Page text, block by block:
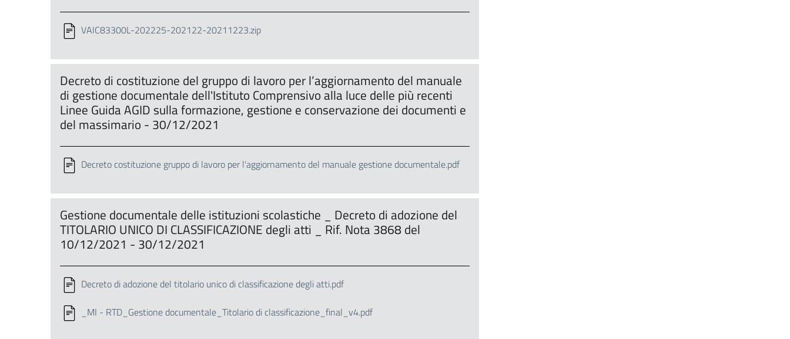
VAIC83300L-202225-202122-20211223.zip
Decreto di costituzione del gruppo di lavoro per l’aggiornamento del manuale
di gestione documentale dell'Istituto Comprensivo alla luce delle più recenti
Linee Guida AGID sulla formazione, gestione e conservazione dei documenti e
del massimario - 30/12/2021
Decreto costituzione gruppo di lavoro per l'aggiornamento del manuale gestione documentale.pdf
Gestione documentale delle istituzioni scolastiche _ Decreto di adozione del
TITOLARIO UNICO DI CLASSIFICAZIONE degli atti _ Rif. Nota 3868 del
10/12/2021 - 30/12/2021
Decreto di adozione del titolario unico di classificazione degli atti.pdf
_MI - RTD_Gestione documentale_Titolario di classificazione_final_v4.pdf